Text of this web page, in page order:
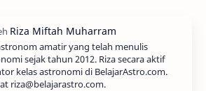
amatir yang telah menulis
sejak tahun 2012. Riza secara aktif
kelas astronomi di BelajarAstro.com.
riza@belajarastro.com.